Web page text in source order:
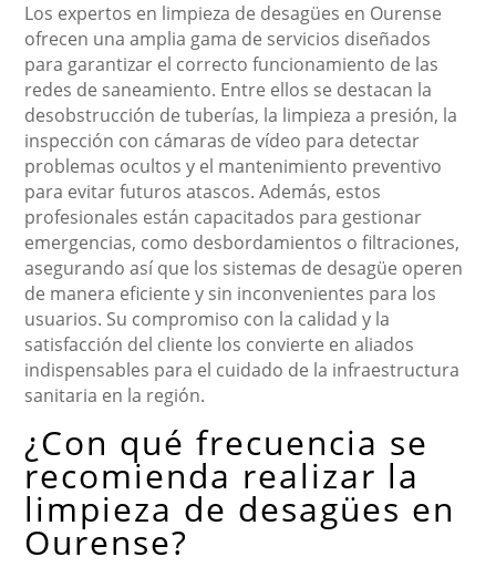
Los expertos en limpieza de desagües en Ourense
ofrecen una amplia gama de servicios diseñados
para garantizar el correcto funcionamiento de las
redes de saneamiento. Entre ellos se destacan la
desobstrucción de tuberías, la limpieza a presión, la
inspección con cámaras de vídeo para detectar
problemas ocultos y el mantenimiento preventivo
para evitar futuros atascos. Además, estos
profesionales están capacitados para gestionar
emergencias, como desbordamientos o filtraciones,
asegurando así que los sistemas de desagüe operen
de manera eficiente y sin inconvenientes para los
usuarios. Su compromiso con la calidad y la
satisfacción del cliente los convierte en aliados
indispensables para el cuidado de la infraestructura
sanitaria en la región.
¿Con qué frecuencia se
recomienda realizar la
limpieza de desagües en
Ourense?